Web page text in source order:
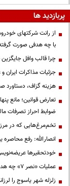
پربازدید ها
از رانت‌ شرکتهای
با چه هدفی صورت
چرا قالب وافل
جزئیات مذاکرات ایران
هزینه گزاف، دستاورد
تعارض قوانین؛ مانع
ضوابط احراز تصرفات
تخم‌مرغ‌هایی که در مرز
انصارالله: رفع
خودتحقیرها
عملیات «نصر ۷» چه هدفی را دنبال می‌کرد؟
زلزله شهر یاسوج را